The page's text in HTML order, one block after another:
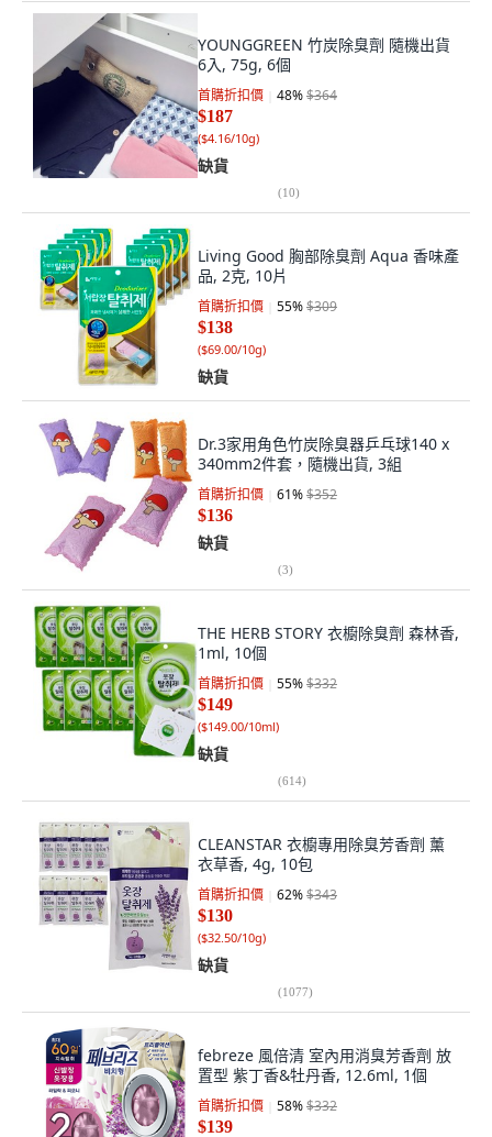
YOUNGGREEN 竹炭除臭劑 隨機出貨
6入, 75g, 6個
首購折扣價 48%$364
$187
($4.16/10g)
缺貨
(10)
Living Good 胸部除臭劑 Aqua 香味產
品, 2克, 10片
首購折扣價 55%$309
$138
($69.00/10g)
缺貨
Dr.3家用角色竹炭除臭器乒乓球140 x
340mm2件套，隨機出貨, 3組
首購折扣價 61%$352
$136
缺貨
(3)
THE HERB STORY 衣櫥除臭劑 森林香,
1ml, 10個
首購折扣價 55%$332
$149
($149.00/10ml)
缺貨
(614)
CLEANSTAR 衣櫥專用除臭芳香劑 薰
衣草香, 4g, 10包
首購折扣價 62%$343
$130
($32.50/10g)
缺貨
(1077)
febreze 風倍清 室內用消臭芳香劑 放
置型 紫丁香&牡丹香, 12.6ml, 1個
首購折扣價 58%$332
$139